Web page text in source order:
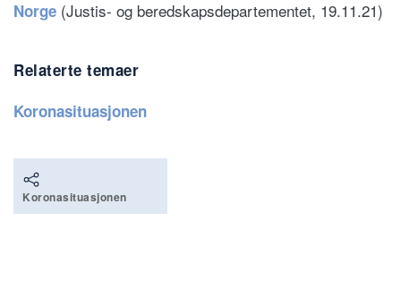
Norge (Justis- og beredskapsdepartementet, 19.11.21)
Relaterte temaer
Koronasituasjonen
Koronasituasjonen